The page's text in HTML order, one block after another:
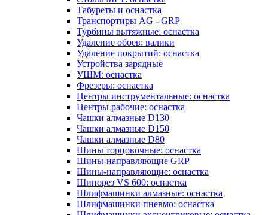
Табуреты и оснастка
Транспортиры AG - GRP
Турбины вытяжные: оснастка
Удаление обоев: валики
Удаление покрытий: оснастка
Устройства зарядные
УШМ: оснастка
Фрезеры: оснастка
Центры инструментальные: оснастка
Центры рабочие: оснастка
Чашки алмазные D130
Чашки алмазные D150
Чашки алмазные D80
Шины торцовочные: оснастка
Шины-направляющие GRP
Шины-направляющие: оснастка
Шипорез VS 600: оснастка
Шлифмашинки алмазные: оснастка
Шлифмашинки пневмо: оснастка